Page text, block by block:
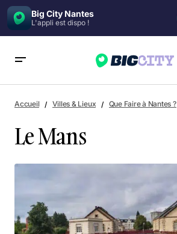
Big City Nantes
L'appli est dispo !
Accueil Villes & Lieux Que Faire à Nantes ?
Le Mans